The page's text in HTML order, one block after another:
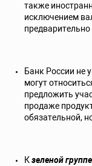
также
исключением
Банк России не
могут
предложить
продаже
обязательной,
Кзеленой группе